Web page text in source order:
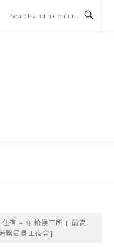
住宿 – 帕鉑候工所 [ 前高
務局員工宿舍]